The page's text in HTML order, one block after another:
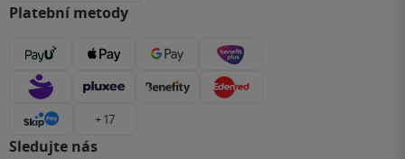
Platební metody
+ 17
Sledujte nás